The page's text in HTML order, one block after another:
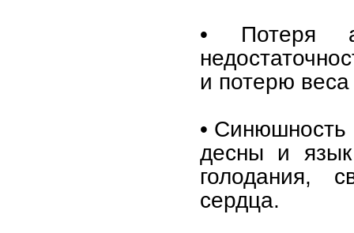
• Потеря
и потерю
• Синюшность
десны и язык
голодания,
сердца.